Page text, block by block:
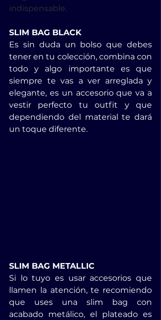
indispensable.
SLIM BAG BLACK
Es sin duda un bolso que debes
tener en tu colección, combina con
todo y algo importante es que
siempre te vas a ver arreglada y
elegante, es un accesorio que va a
vestir perfecto tu outfit y que
dependiendo del material te dará
un toque diferente.
SLIM BAG METALLIC
Si lo tuyo es usar accesorios que
llamen la atención, te recomiendo
que uses una slim bag con
acabado metálico, el plateado es